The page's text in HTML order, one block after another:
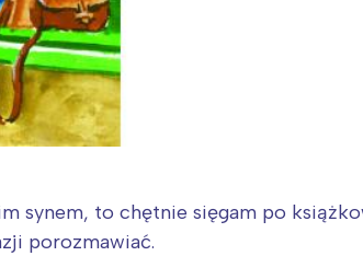
synem, to chętnie sięgam po
porozmawiać.